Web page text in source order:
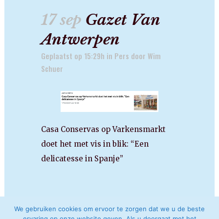
17 sep Gazet Van
Antwerpen
Geplaatst op 15:29h in Pers door Wim
Schuer
Casa Conservas op Varkensmarkt
doet het met vis in blik: “Een
delicatesse in Spanje”
We gebruiken cookies om ervoor te zorgen dat we u de beste